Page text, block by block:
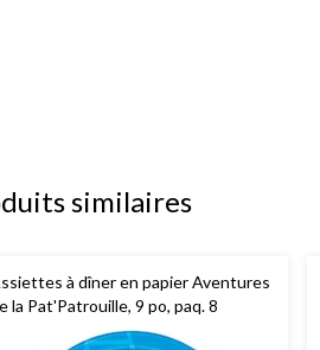
similaires
à dîner en papier Aventures
la Pat'Patrouille, 9 po, paq. 8